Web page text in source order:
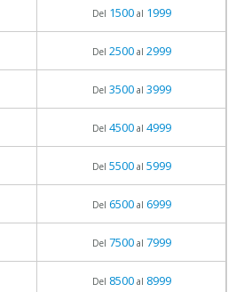
Del 1500al 1999
Del 2500al 2999
Del 3500al 3999
Del 4500al 4999
Del 5500al 5999
Del 6500al 6999
Del 7500al 7999
Del 8500al 8999